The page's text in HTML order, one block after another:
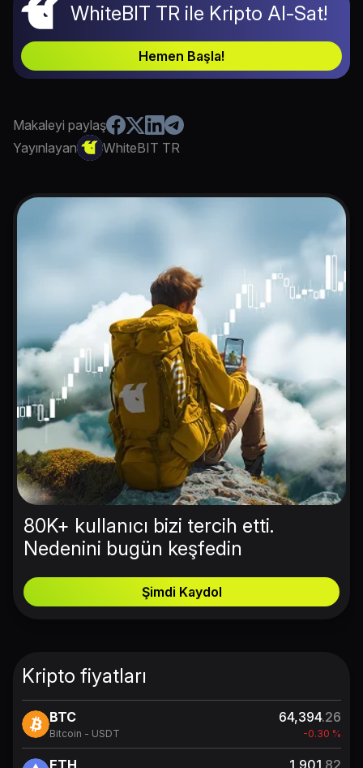
WhiteBIT TR ile Kripto Al-Sat!
Hemen Başla!
Makaleyi paylaş
Yayınlayan
WhiteBIT TR
80K+ kullanıcı bizi tercih etti.
Nedenini bugün keşfedin
Şimdi Kaydol
Kripto fiyatları
BTC
Bitcoin - USDT
64,394.26
-0.30 %
ETH 1,901.82